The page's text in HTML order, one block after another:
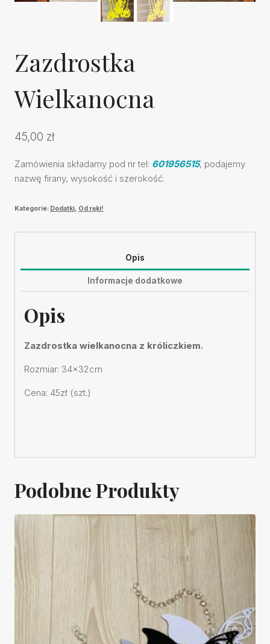
Zazdrostka
Wielkanocna
45,00 zł
Zamówienia składamy pod nr tel: 601956515, podajemy
nazwę firany, wysokość i szerokość.
Kategorie: Dodatki, Od ręki!
Opis
Informacje dodatkowe
Opis
Zazdrostka wielkanocna z króliczkiem.
Rozmiar: 34x32cm
Cena: 45zł (szt.)
Podobne Produkty